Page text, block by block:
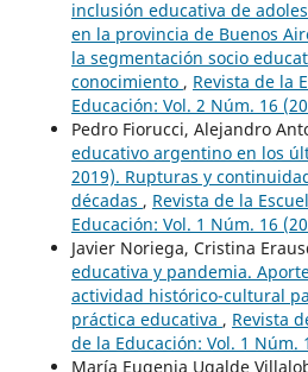
inclusión educativa de
en la provincia de Buenos
la segmentación socio
conocimiento , Revista de la
Educación: Vol. 2 Núm. 16
Pedro Fiorucci, Alejandro
educativo argentino en los
2019). Rupturas y
décadas , Revista de la
Educación: Vol. 1 Núm. 16
Javier Noriega, Cristina
educativa y pandemia.
actividad histórico-cultural
práctica educativa , Revista
de la Educación: Vol. 1 Núm.
María Eugenia Ugalde